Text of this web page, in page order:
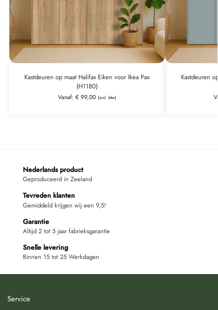
Kastdeuren op maat Halifax Eiken voor Ikea Pax
(H1180)
Vanaf: €99,00 (incl. btw)
Kastdeuren
Nederlands product
Geproduceerd in Zeeland
Tevreden klanten
Gemiddeld krijgen wij een 9,5!
Garantie
Altijd 2 tot 5 jaar fabrieksgarantie
Snelle levering
Binnen 15 tot 25 Werkdagen
Service